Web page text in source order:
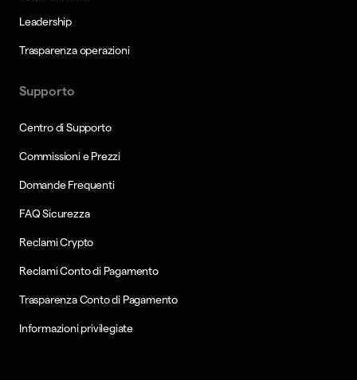
Leadership
Trasparenza operazioni
Supporto
Centro di Supporto
Commissioni e Prezzi
Domande Frequenti
FAQ Sicurezza
Reclami Crypto
Reclami Conto di Pagamento
Trasparenza Conto di Pagamento
Informazioni privilegiate